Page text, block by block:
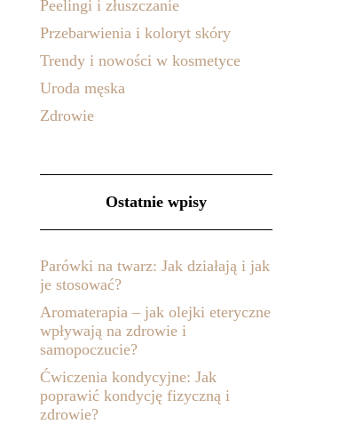
Peelingi i złuszczanie
Przebarwienia i koloryt skóry
Trendy i nowości w kosmetyce
Uroda męska
Zdrowie
Ostatnie wpisy
Parówki na twarz: Jak działają i jak
je stosować?
Aromaterapia – jak olejki eteryczne
wpływają na zdrowie i
samopoczucie?
Ćwiczenia kondycyjne: Jak
poprawić kondycję fizyczną i
zdrowie?